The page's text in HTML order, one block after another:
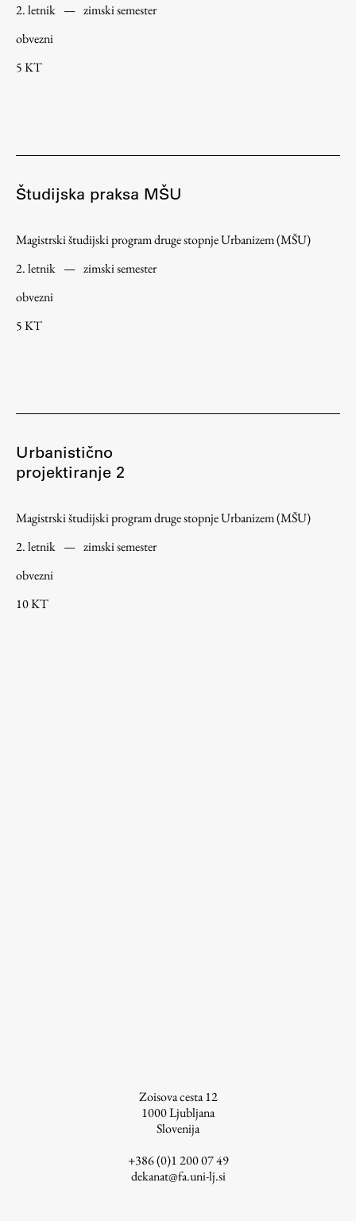
Seminarji
Seminarske teme
Natečaji
Razvojno sodelovanje in humanitarna pomoč
Založništvo
FA–ZA
Igra ustvarjalnosti
2. letnik — zimski semester
obvezni
5 KT
Študijska praksa MŠU
Magistrski študijski program druge stopnje Urbanizem (MŠU)
2. letnik — zimski semester
obvezni
5 KT
Urbanistično
projektiranje 2
Magistrski študijski program druge stopnje Urbanizem (MŠU)
2. letnik — zimski semester
obvezni
10 KT
Zoisova cesta 12
1000Ljubljana
Slovenija
+386 (0)1 200 07 49
dekanat@fa.uni-lj.si